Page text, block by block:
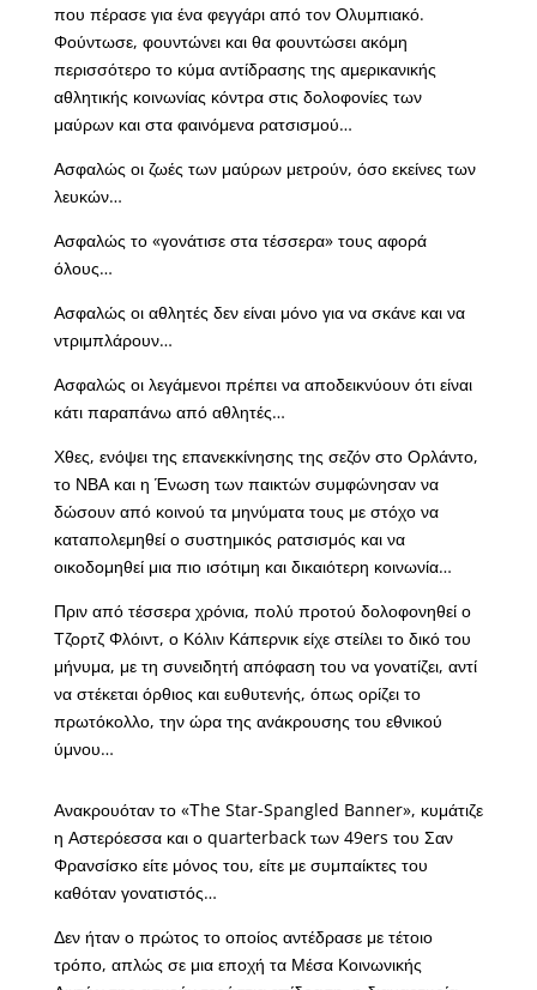
που πέρασε για ένα φεγγάρι από τον Ολυμπιακό.
Φούντωσε, φουντώνει και θα φουντώσει ακόμη
περισσότερο το κύμα αντίδρασης της αμερικανικής
αθλητικής κοινωνίας κόντρα στις δολοφονίες των
μαύρων και στα φαινόμενα ρατσισμού…
Ασφαλώς οι ζωές των μαύρων μετρούν, όσο εκείνες των
λευκών…
Ασφαλώς το «γονάτισε στα τέσσερα» τους αφορά
όλους…
Ασφαλώς οι αθλητές δεν είναι μόνο για να σκάνε και να
ντριμπλάρουν…
Ασφαλώς οι λεγάμενοι πρέπει να αποδεικνύουν ότι είναι
κάτι παραπάνω από αθλητές…
Χθες, ενόψει της επανεκκίνησης της σεζόν στο Ορλάντο,
το ΝΒΑ και η Ένωση των παικτών συμφώνησαν να
δώσουν από κοινού τα μηνύματα τους με στόχο να
καταπολεμηθεί ο συστημικός ρατσισμός και να
οικοδομηθεί μια πιο ισότιμη και δικαιότερη κοινωνία…
Πριν από τέσσερα χρόνια, πολύ προτού δολοφονηθεί ο
Τζορτζ Φλόιντ, ο Κόλιν Κάπερνικ είχε στείλει το δικό του
μήνυμα, με τη συνειδητή απόφαση του να γονατίζει, αντί
να στέκεται όρθιος και ευθυτενής, όπως ορίζει το
πρωτόκολλο, την ώρα της ανάκρουσης του εθνικού
ύμνου…
Ανακρουόταν το «Τhe Star-Spangled Banner», κυμάτιζε
η Αστερόεσσα και ο quarterback των 49ers του Σαν
Φρανσίσκο είτε μόνος του, είτε με συμπαίκτες του
καθόταν γονατιστός…
Δεν ήταν ο πρώτος το οποίος αντέδρασε με τέτοιο
τρόπο, απλώς σε μια εποχή τα Μέσα Κοινωνικής